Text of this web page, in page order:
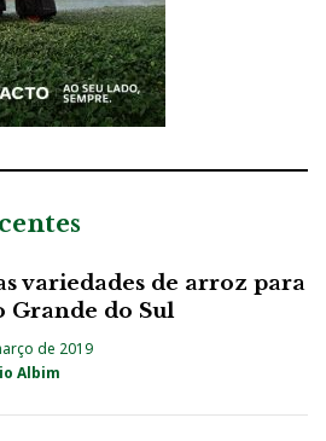
variedades de arroz para
Grande do Sul
de 2019
Albim